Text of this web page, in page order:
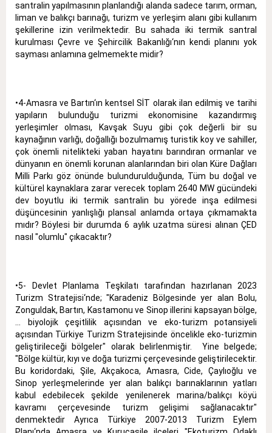
santralin yapılmasının planlandığı alanda sadece tarım, orman,
liman ve balıkçı barınağı, turizm ve yerleşim alanı gibi kullanım
şekillerine izin verilmektedir. Bu sahada iki termik santral
kurulması Çevre ve Şehircilik Bakanlığı‘nın kendi planını yok
sayması anlamına gelmemekte midir?
•4-Amasra ve Bartın‘ın kentsel SİT olarak ilan edilmiş ve tarihi
yapıların bulunduğu turizmi ekonomisine kazandırmış
yerleşimler olması, Kavşak Suyu gibi çok değerli bir su
kaynağının varlığı, doğallığı bozulmamış turistik koy ve sahiller,
çok önemli nitelikteki yaban hayatını barındıran ormanlar ve
dünyanın en önemli korunan alanlarından biri olan Küre Dağları
Milli Parkı göz önünde bulundurulduğunda, Tüm bu doğal ve
kültürel kaynaklara zarar verecek toplam 2640 MW gücündeki
dev boyutlu iki termik santralin bu yörede inşa edilmesi
düşüncesinin yanlışlığı plansal anlamda ortaya çıkmamakta
mıdır? Böylesi bir durumda 6 aylık uzatma süresi alınan ÇED
nasıl "olumlu" çıkacaktır?
•5- Devlet Planlama Teşkilatı tarafından hazırlanan 2023
Turizm Stratejisi‘nde; "Karadeniz Bölgesinde yer alan Bolu,
Zonguldak, Bartın, Kastamonu ve Sinop illerini kapsayan bölge,
... biyolojik çeşitlilik açısından ve eko-turizm potansiyeli
açısından Türkiye Turizm Stratejisinde öncelikle eko-turizmin
geliştirileceği bölgeler" olarak belirlenmiştir. Yine belgede;
"Bölge kültür, kıyı ve doğa turizmi çerçevesinde geliştirilecektir.
Bu koridordaki, Şile, Akçakoca, Amasra, Cide, Çaylıoğlu ve
Sinop yerleşmelerinde yer alan balıkçı barınaklarının yatları
kabul edebilecek şekilde yenilenerek marina/balıkçı köyü
kavramı çerçevesinde turizm gelişimi sağlanacaktır"
denmektedir Ayrıca Türkiye 2007-2013 Turizm Eylem